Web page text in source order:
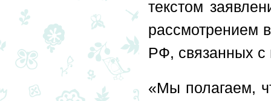
текстом
рассмотрением
РФ, связанных с
«Мы полагаем,